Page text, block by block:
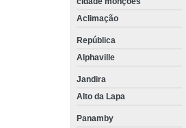
Aclimação
República
Alphaville
Jandira
Alto da Lapa
Panamby